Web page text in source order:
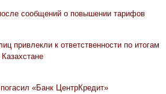
сообщений о повышении тарифов
привлекли к ответственности по итогам
«Банк ЦентрКредит»